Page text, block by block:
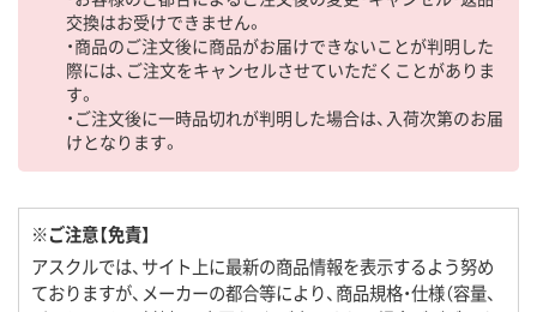
交換はお受けできません。
・商品のご注文後に商品がお届けできないことが判明した
際には、ご注文をキャンセルさせていただくことがありま
す。
・ご注文後に一時品切れが判明した場合は、入荷次第のお届
けとなります。
※ご注意【免責】
アスクルでは、サイト上に最新の商品情報を表示するよう努め
ておりますが、メーカーの都合等により、商品規格・仕様（容量、